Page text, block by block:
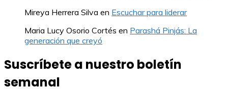
Mireya Herrera Silva en Escuchar para liderar
Maria Lucy Osorio Cortés en Parashá Pinjás: La
generación que creyó
Suscríbete a nuestro boletín
semanal